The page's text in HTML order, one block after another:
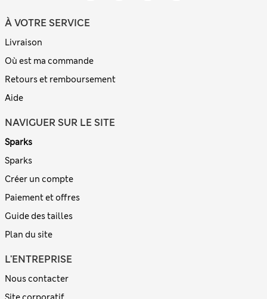
À VOTRE SERVICE
Livraison
Où est ma commande
Retours et remboursement
Aide
NAVIGUER SUR LE SITE
Sparks
Sparks
Créer un compte
Paiement et offres
Guide des tailles
Plan du site
L'ENTREPRISE
Nous contacter